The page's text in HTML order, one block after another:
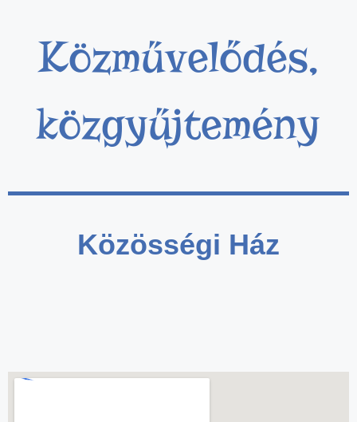
Közművelődés,
közgyűjtemény
Közösségi Ház